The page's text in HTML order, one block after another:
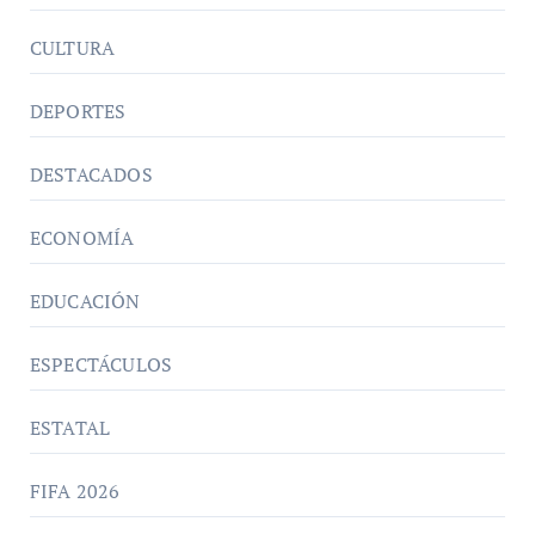
CULTURA
DEPORTES
DESTACADOS
ECONOMÍA
EDUCACIÓN
ESPECTÁCULOS
ESTATAL
FIFA 2026